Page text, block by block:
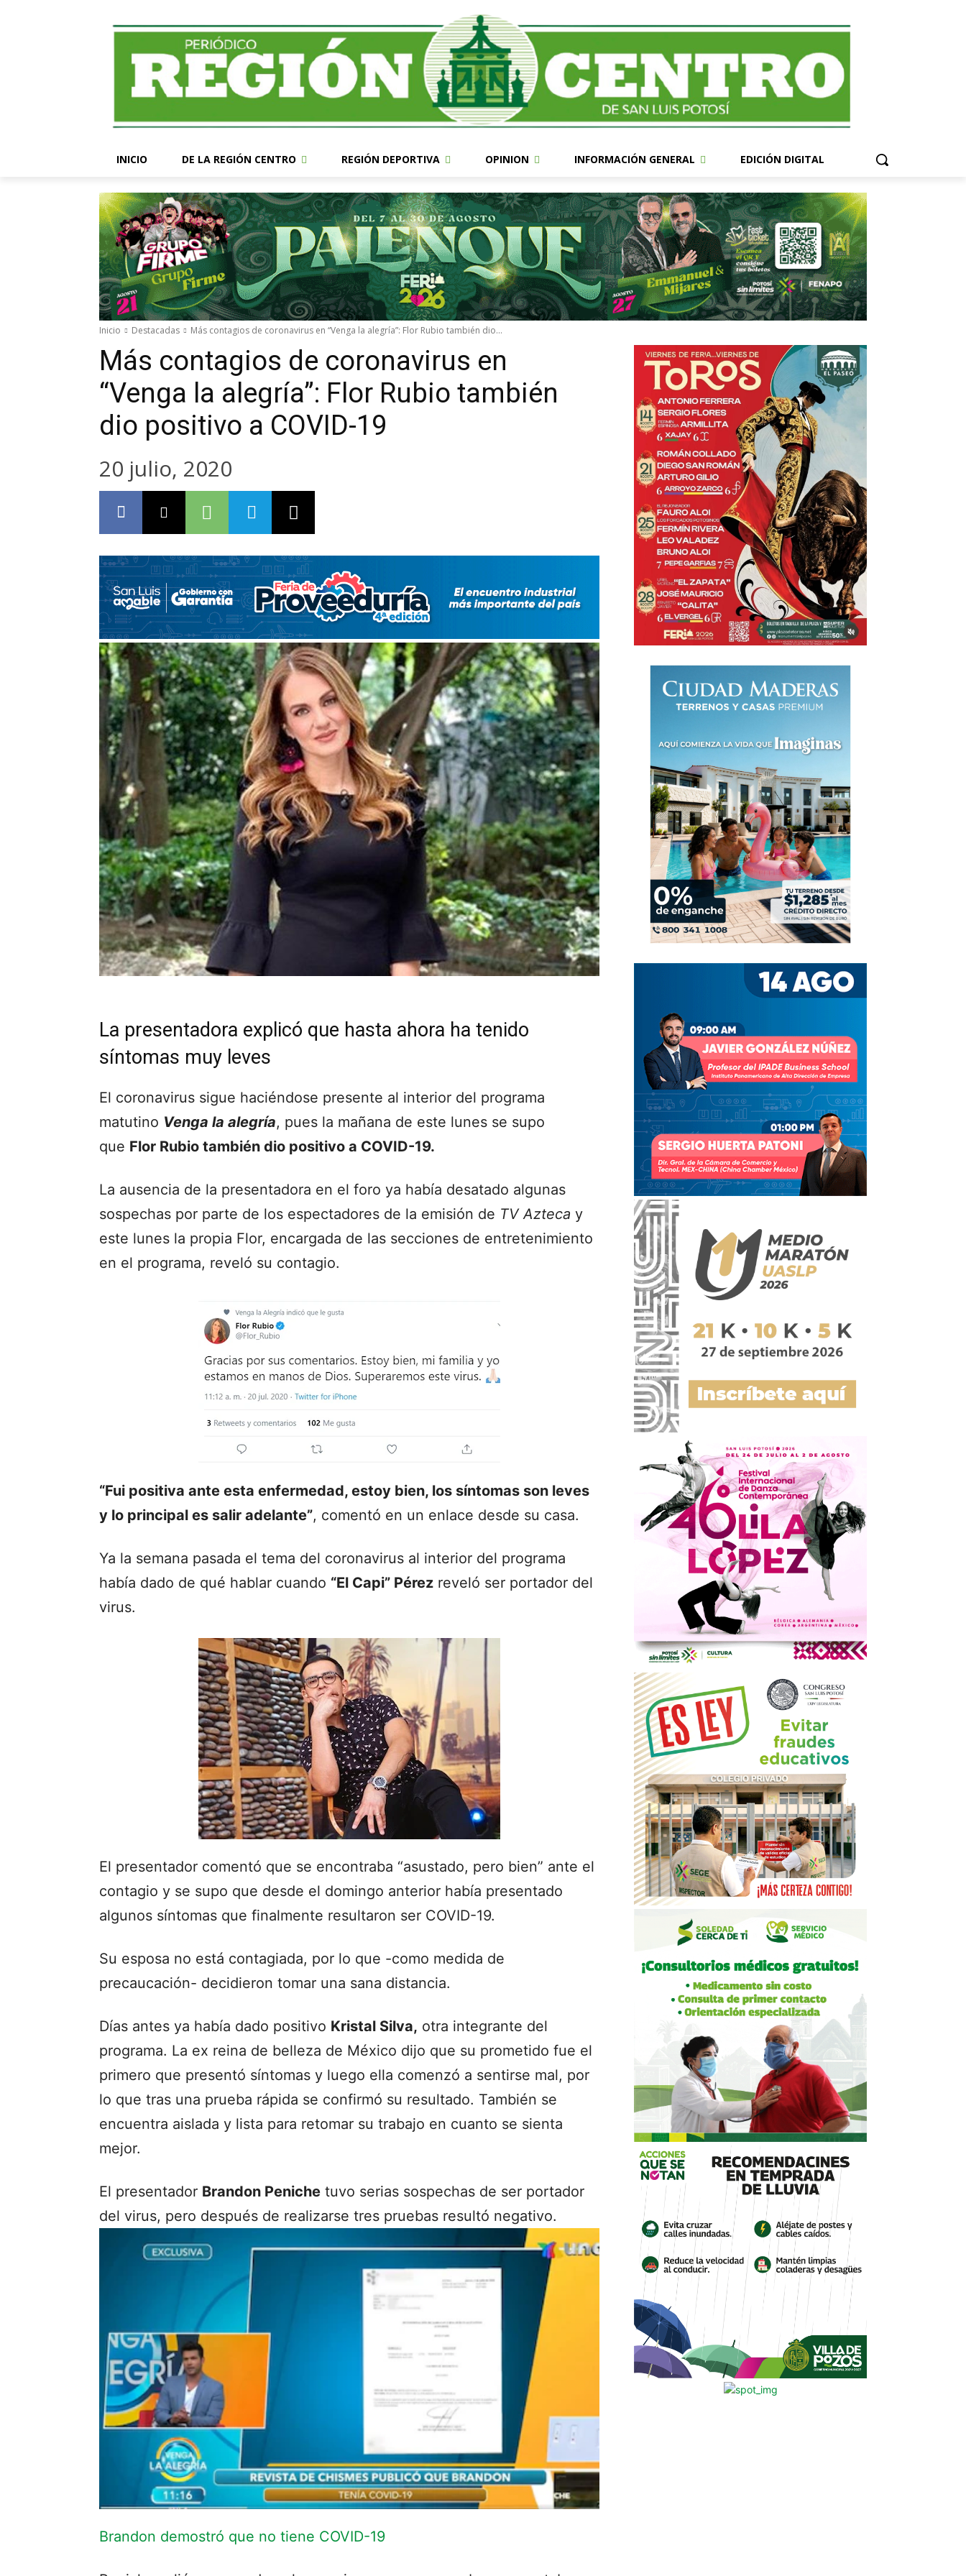
INICIO DE LA REGIÓN CENTRO REGIÓN DEPORTIVA OPINION INFORMACIÓN GENERAL EDICIÓN DIGITAL
Inicio Destacadas Más contagios de coronavirus en “Venga la alegría”: Flor Rubio también dio...
Más contagios de coronavirus en
“Venga la alegría”: Flor Rubio también
dio positivo a COVID-19
20 julio, 2020
La presentadora explicó que hasta ahora ha tenido
síntomas muy leves
El coronavirus sigue haciéndose presente al interior del programa
matutino Venga la alegría, pues la mañana de este lunes se supo
que Flor Rubio también dio positivo a COVID-19.
La ausencia de la presentadora en el foro ya había desatado algunas
sospechas por parte de los espectadores de la emisión de TV Azteca y
este lunes la propia Flor, encargada de las secciones de entretenimiento
en el programa, reveló su contagio.
“Fui positiva ante esta enfermedad, estoy bien, los síntomas son leves
y lo principal es salir adelante”, comentó en un enlace desde su casa.
Ya la semana pasada el tema del coronavirus al interior del programa
había dado de qué hablar cuando “El Capi” Pérez reveló ser portador del
virus.
El presentador comentó que se encontraba “asustado, pero bien” ante el
contagio y se supo que desde el domingo anterior había presentado
algunos síntomas que finalmente resultaron ser COVID-19.
Su esposa no está contagiada, por lo que -como medida de
precaucación- decidieron tomar una sana distancia.
Días antes ya había dado positivo Kristal Silva, otra integrante del
programa. La ex reina de belleza de México dijo que su prometido fue el
primero que presentó síntomas y luego ella comenzó a sentirse mal, por
lo que tras una prueba rápida se confirmó su resultado. También se
encuentra aislada y lista para retomar su trabajo en cuanto se sienta
mejor.
El presentador Brandon Peniche tuvo serias sospechas de ser portador
del virus, pero después de realizarse tres pruebas resultó negativo.
Brandon demostró que no tiene COVID-19